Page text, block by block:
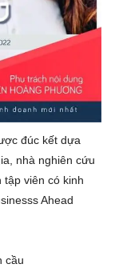
đúc kết dựa
nhà nghiên cứu
viên có kinh
Ahead
cầu